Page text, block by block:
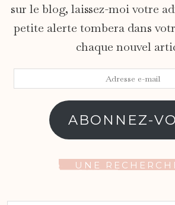
sur le blog, laissez-moi votre
petite alerte tombera dans
chaque nouvel
ABONNEZ-
UNE